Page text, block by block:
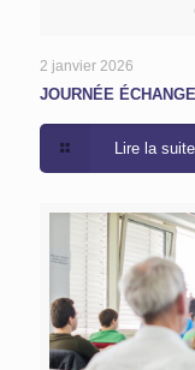
2 janvier 2026
JOURNÉE
Lire la suite